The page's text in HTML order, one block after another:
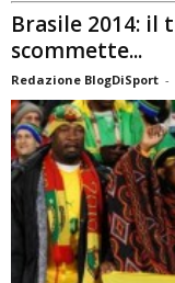
Brasile 2014: il
scommette...
Redazione BlogDiSport -